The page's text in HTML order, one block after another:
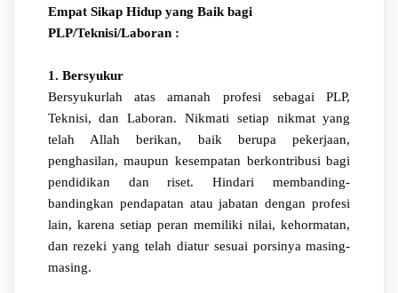
Empat Sikap Hidup yang Baik bagi
PLP/Teknisi/Laboran :
1. Bersyukur
Bersyukurlah atas amanah profesi sebagai PLP,
Teknisi, dan Laboran. Nikmati setiap nikmat yang
telah Allah berikan, baik berupa pekerjaan,
penghasilan, maupun kesempatan berkontribusi bagi
pendidikan dan riset. Hindari membanding-
bandingkan pendapatan atau jabatan dengan profesi
lain, karena setiap peran memiliki nilai, kehormatan,
dan rezeki yang telah diatur sesuai porsinya masing-
masing.